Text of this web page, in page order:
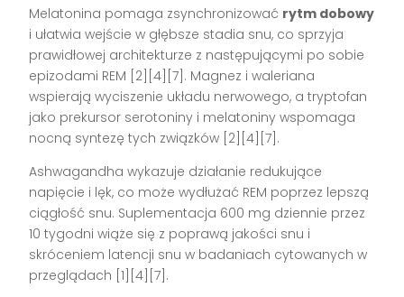
Melatonina pomaga zsynchronizować rytm dobowy
i ułatwia wejście w głębsze stadia snu, co sprzyja
prawidłowej architekturze z następującymi po sobie
epizodami REM [2][4][7]. Magnez i waleriana
wspierają wyciszenie układu nerwowego, a tryptofan
jako prekursor serotoniny i melatoniny wspomaga
nocną syntezę tych związków [2][4][7].
Ashwagandha wykazuje działanie redukujące
napięcie i lęk, co może wydłużać REM poprzez lepszą
ciągłość snu. Suplementacja 600 mg dziennie przez
10 tygodni wiąże się z poprawą jakości snu i
skróceniem latencji snu w badaniach cytowanych w
przeglądach [1][4][7].